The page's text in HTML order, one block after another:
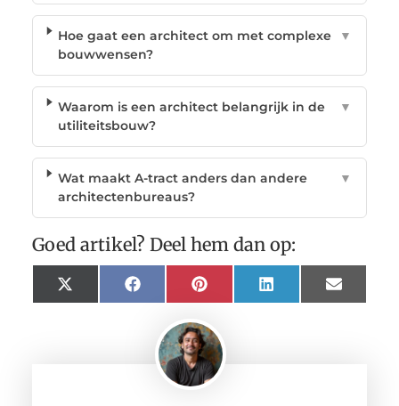
Hoe gaat een architect om met complexe
bouwwensen?
▼
Waarom is een architect belangrijk in de
utiliteitsbouw?
▼
Wat maakt A-tract anders dan andere
architectenbureaus?
▼
Goed artikel? Deel hem dan op:
X
(Twitter)
FacebookPinterest LinkedIn Email